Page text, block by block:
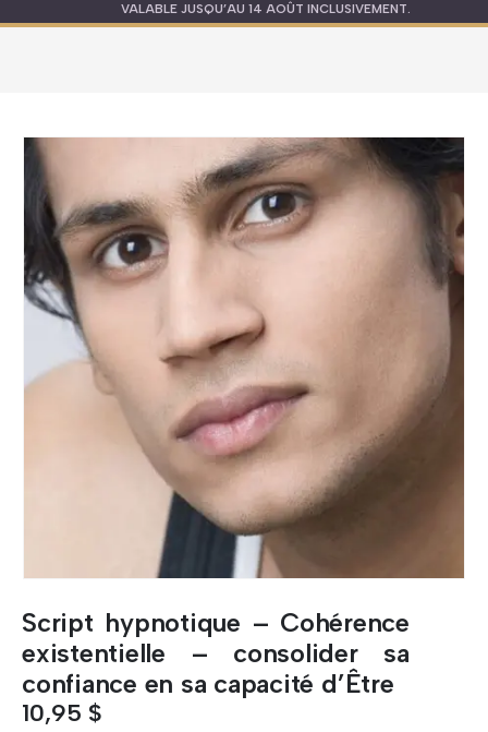
VALABLE JUSQU’AU 14 AOÛT INCLUSIVEMENT.
Script hypnotique – Cohérence
existentielle – consolider sa
confiance en sa capacité d’Être
10,95 $